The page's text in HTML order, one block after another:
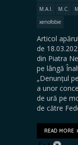
M.A.I.
M.C.
xenofobie
Articol
de
din Piatra
pe lângă
„Denunțul
a unor
de ură pe
de către
READ MORE